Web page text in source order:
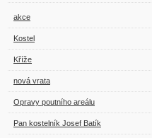
akce
Kostel
Kříže
nová vrata
Opravy poutního areálu
Pan kostelník Josef Batík